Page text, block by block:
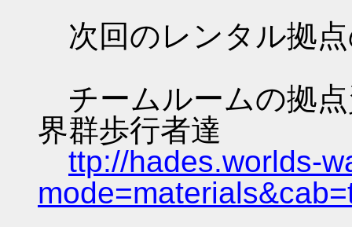
次回のレンタル拠
チームルームの拠
界群歩行者達
ttp://hades.worlds-